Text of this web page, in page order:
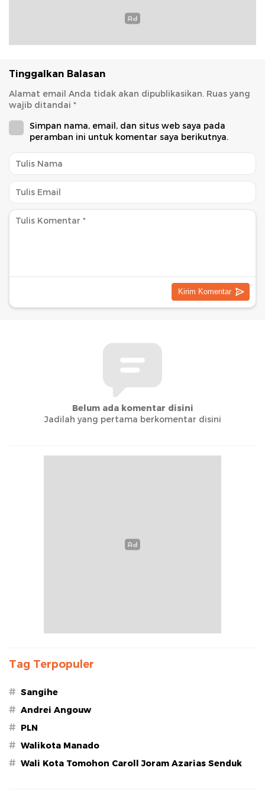
Tinggalkan Balasan
Alamat email Anda tidak akan dipublikasikan. Ruas yang
wajib ditandai *
Simpan nama, email, dan situs web saya pada
peramban ini untuk komentar saya berikutnya.
Belum ada komentar disini
Jadilah yang pertama berkomentar disini
Tag Terpopuler
# Sangihe
# Andrei Angouw
# PLN
# Walikota Manado
# Wali Kota Tomohon Caroll Joram Azarias Senduk